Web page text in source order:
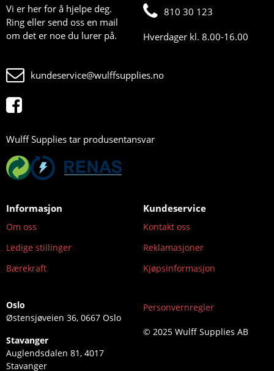
Vi er her for å hjelpe deg.
Ring eller send oss en mail
om det er noe du lurer på.
810 30 123
Hverdager kl. 8.00-16.00
kundeservice@wulffsupplies.no
Wulff Supplies tar produsentansvar
Informasjon
Om oss
Ledige stillinger
Bærekraft
Kundeservice
Kontakt oss
Reklamasjoner
Kjøpsinformasjon
Oslo
Østensjøveien 36, 0667 Oslo
Stavanger
Auglendsdalen 81, 4017
Stavanger
Personvernregler
© 2025 Wulff Supplies AB